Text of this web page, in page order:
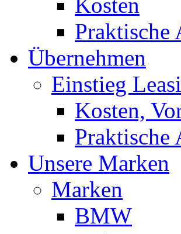
Kosten
Übernehmen
Einstieg
Kosten,
Unsere Marken
Marken
BMW